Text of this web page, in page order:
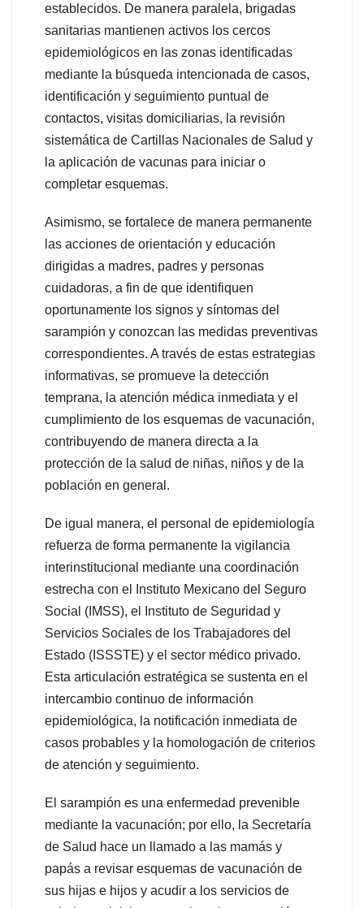
establecidos. De manera paralela, brigadas
sanitarias mantienen activos los cercos
epidemiológicos en las zonas identificadas
mediante la búsqueda intencionada de casos,
identificación y seguimiento puntual de
contactos, visitas domiciliarias, la revisión
sistemática de Cartillas Nacionales de Salud y
la aplicación de vacunas para iniciar o
completar esquemas.
Asimismo, se fortalece de manera permanente
las acciones de orientación y educación
dirigidas a madres, padres y personas
cuidadoras, a fin de que identifiquen
oportunamente los signos y síntomas del
sarampión y conozcan las medidas preventivas
correspondientes. A través de estas estrategias
informativas, se promueve la detección
temprana, la atención médica inmediata y el
cumplimiento de los esquemas de vacunación,
contribuyendo de manera directa a la
protección de la salud de niñas, niños y de la
población en general.
De igual manera, el personal de epidemiología
refuerza de forma permanente la vigilancia
interinstitucional mediante una coordinación
estrecha con el Instituto Mexicano del Seguro
Social (IMSS), el Instituto de Seguridad y
Servicios Sociales de los Trabajadores del
Estado (ISSSTE) y el sector médico privado.
Esta articulación estratégica se sustenta en el
intercambio continuo de información
epidemiológica, la notificación inmediata de
casos probables y la homologación de criterios
de atención y seguimiento.
El sarampión es una enfermedad prevenible
mediante la vacunación; por ello, la Secretaría
de Salud hace un llamado a las mamás y
papás a revisar esquemas de vacunación de
sus hijas e hijos y acudir a los servicios de